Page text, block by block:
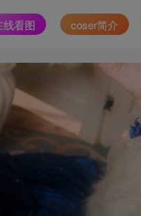
看图 coser简介